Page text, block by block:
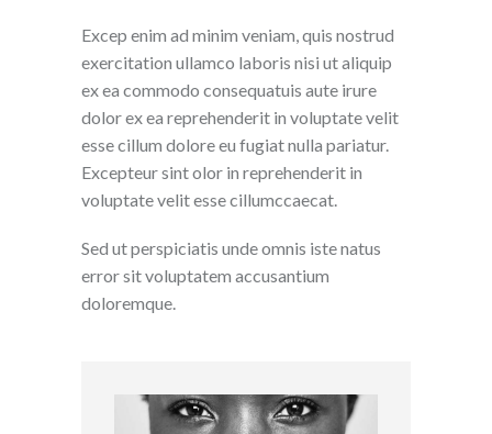
Excep enim ad minim veniam, quis nostrud
exercitation ullamco laboris nisi ut aliquip
ex ea commodo consequatuis aute irure
dolor ex ea reprehenderit in voluptate velit
esse cillum dolore eu fugiat nulla pariatur.
Excepteur sint olor in reprehenderit in
voluptate velit esse cillumccaecat.
Sed ut perspiciatis unde omnis iste natus
error sit voluptatem accusantium
doloremque.